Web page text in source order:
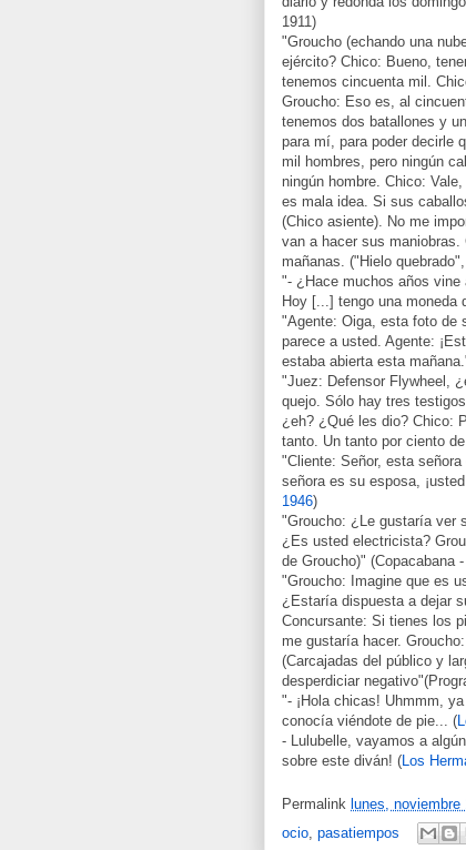
1911)
"Groucho (echando una
ejército? Chico: Bueno,
tenemos cincuenta mil.
Groucho: Eso es, al
tenemos dos batallones y
para mí, para poder decirle
mil hombres, pero ningún
ningún hombre. Chico:
es mala idea. Si sus
(Chico asiente). No me
van a hacer sus
mañanas. ("Hielo
"- ¿Hace muchos años
Hoy [...] tengo una
"Agente: Oiga, esta foto de
parece a usted. Agente:
estaba abierta esta
"Juez: Defensor Flywheel,
quejo. Sólo hay tres
¿eh? ¿Qué les dio? Chico:
tanto. Un tanto por ciento
"Cliente: Señor, esta
señora es su esposa,
1946)
"Groucho: ¿Le gustaría ver
¿Es usted electricista?
de Groucho)" (Copacabana
"Groucho: Imagine que es
¿Estaría dispuesta a dejar
Concursante: Si tienes los
me gustaría hacer.
(Carcajadas del público y
desperdiciar
"- ¡Hola chicas! Uhmmm,
conocía viéndote de pie... (
- Lulubelle, vayamos a
sobre este diván! (Los
Permalink lunes, noviembre
ocio pasatiempos